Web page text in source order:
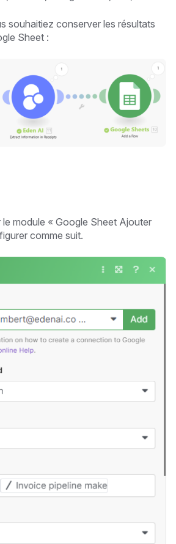
souhaitiez conserver les résultats
Sheet :
module « Google Sheet Ajouter
comme suit.